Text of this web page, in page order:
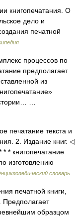
книгопечатания. О
дело и
печатной
процессов по
предполагает
из
…
печатание текста и
2. Издание книг. ◁
* книгопечатание
изготовлению
словарь
печатной книги,
Предполагает
образцом